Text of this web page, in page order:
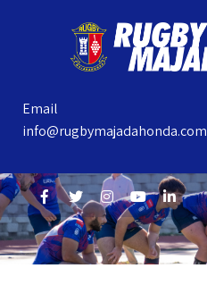
Email
info@rugbymajadahonda.com